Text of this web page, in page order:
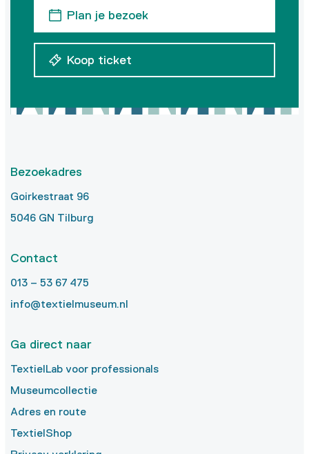
Plan je bezoek
Koop ticket
Bezoekadres
Goirkestraat 96
5046 GN Tilburg
Contact
013 – 53 67 475
info@textielmuseum.nl
Ga direct naar
TextielLab voor professionals
Museumcollectie
Adres en route
TextielShop